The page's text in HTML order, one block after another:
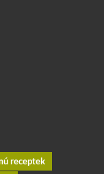
receptek